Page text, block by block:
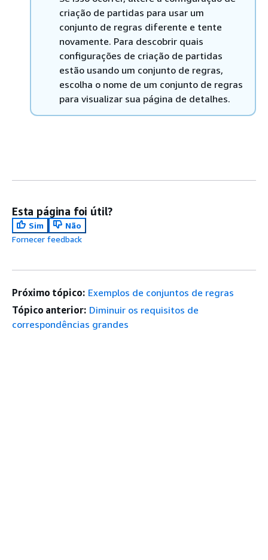
criação de partidas para usar um
conjunto de regras diferente e tente
novamente. Para descobrir quais
configurações de criação de partidas
estão usando um conjunto de regras,
escolha o nome de um conjunto de regras
para visualizar sua página de detalhes.
Esta página foi útil?
Sim
Não
Fornecer feedback
Próximo tópico: Exemplos de conjuntos de regras
Tópico anterior: Diminuir os requisitos de
correspondências grandes